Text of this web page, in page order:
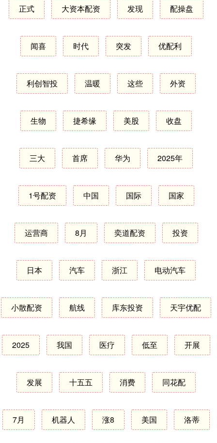
正式 大资本配资 发现 配操盘
闻喜 时代 突发 优配利
利创智投 温暖 这些 外资
生物 捷希缘 美股 收盘
三大 首席 华为 2025年
1号配资 中国 国际 国家
运营商 8月 奕道配资 投资
日本 汽车 浙江 电动汽车
小散配资 航线 库东投资 天宇优配
2025 我国 医疗 低至 开展
发展 十五五 消费 同花配
7月 机器人 涨8 美国 洛蒂